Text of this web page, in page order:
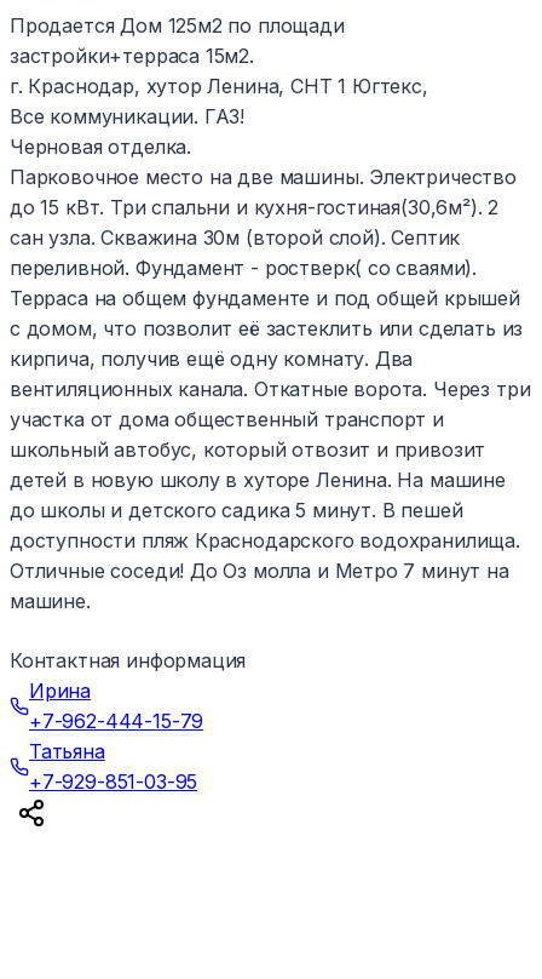
Продается Дом 125м2 по площади
застройки+терраса 15м2.
г. Краснодар, хутор Ленина, СНТ 1 Югтекс,
Все коммуникации. ГАЗ!
Черновая отделка.
Парковочное место на две машины. Электричество
до 15 кВт. Три спальни и кухня-гостиная(30,6м²). 2
сан узла. Скважина 30м (второй слой). Септик
переливной. Фундамент - ростверк( со сваями).
Терраса на общем фундаменте и под общей крышей
с домом, что позволит её застеклить или сделать из
кирпича, получив ещё одну комнату. Два
вентиляционных канала. Откатные ворота. Через три
участка от дома общественный транспорт и
школьный автобус, который отвозит и привозит
детей в новую школу в хуторе Ленина. На машине
до школы и детского садика 5 минут. В пешей
доступности пляж Краснодарского водохранилища.
Отличные соседи! До Оз молла и Метро 7 минут на
машине.
Контактная информация
Ирина
+7-962-444-15-79
Татьяна
+7-929-851-03-95